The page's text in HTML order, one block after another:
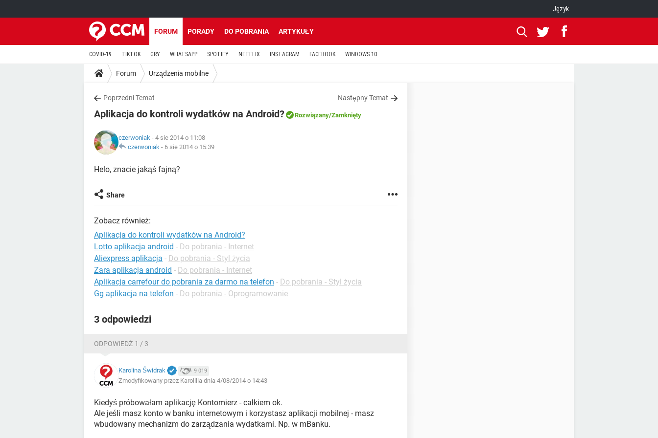
Język
FORUM PORADY DO POBRANIA ARTYKUŁY
COVID-19 TIKTOK GRY WHATSAPP SPOTIFY NETFLIX INSTAGRAM FACEBOOK WINDOWS 10
Forum Urządzenia mobilne
Poprzedni Temat Następny Temat
Aplikacja do kontroli wydatków na Android? Rozwiązany/Zamknięty
czerwoniak - 4 sie 2014 o 11:08
czerwoniak - 6 sie 2014 o 15:39
Helo, znacie jakąś fajną?
Share
Zobacz również:
Aplikacja do kontroli wydatków na Android?
Lotto aplikacja android - Do pobrania - Internet
Aliexpress aplikacja - Do pobrania - Styl życia
Zara aplikacja android - Do pobrania - Internet
Aplikacja carrefour do pobrania za darmo na telefon - Do pobrania - Styl życia
Gg aplikacja na telefon - Do pobrania - Oprogramowanie
3 odpowiedzi
ODPOWIEDŹ 1 / 3
Karolina Świdrak 9 019
Zmodyfikowany przez Karolllla dnia 4/08/2014 o 14:43
Kiedyś próbowałam aplikację Kontomierz - całkiem ok.
Ale jeśli masz konto w banku internetowym i korzystasz aplikacji mobilnej - masz
wbudowany mechanizm do zarządzania wydatkami. Np. w mBanku.